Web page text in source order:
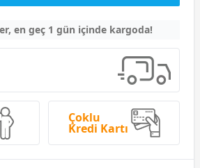
en geç 1 gün içinde kargoda!
Çoklu
Kredi Kartı